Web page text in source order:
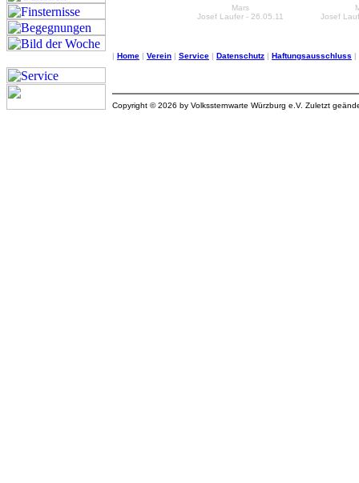
Mars
Josef Laufer - 26.05.11
Josef
| Home | Verein | Service | Datenschutz | Haftungsausschluss |
Copyright © 2026 by Volkssternwarte Würzburg e.V. Zuletzt